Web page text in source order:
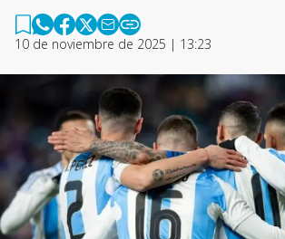
10 de noviembre de 2025 | 13:23